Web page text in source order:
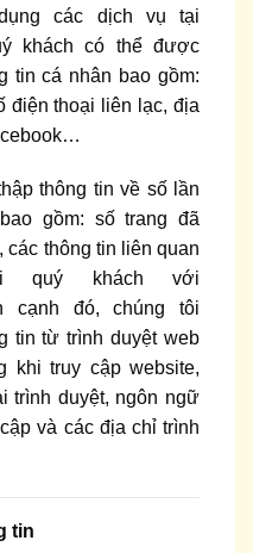
các dịch vụ tại
khách có thể được
tin cá nhân bao gồm:
điện thoại liên lạc, địa
thông tin về số lần
gồm: số trang đã
các thông tin liên quan
quý khách với
cạnh đó, chúng tôi
tin từ trình duyệt web
khi truy cập website,
trình duyệt, ngôn ngữ
và các địa chỉ trình
tin